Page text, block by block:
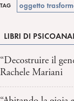
TAG oggetto
LIBRI DI
“Decostruire il
Rachele Mariani